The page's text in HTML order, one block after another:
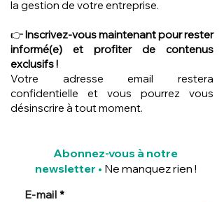
la gestion de votre entreprise.
👉Inscrivez-vous maintenant pour rester
informé(e) et profiter de contenus
exclusifs !
Votre adresse email restera
confidentielle et vous pourrez vous
désinscrire à tout moment.
Abonnez-vous à notre
newsletter • Ne manquez rien !
E-mail